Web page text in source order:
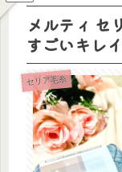
メルティ セ
すごいキレイ
セリア毛糸